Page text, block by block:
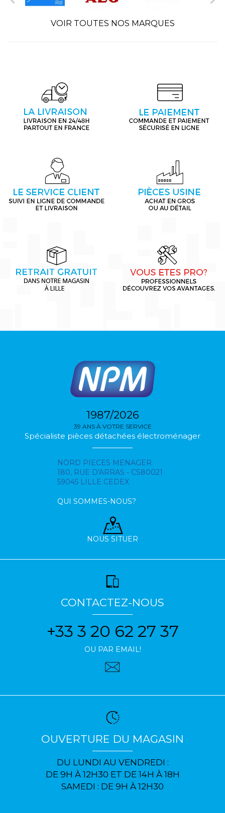
VOIR TOUTES NOS MARQUES
1987/2026
39 ANS À VOTRE SERVICE
Spécialiste pièces détachées électroménager
NORD PIECES MENAGER
180, RUE D'ARRAS - CS80021
59045 LILLE CEDEX
QUI SOMMES-NOUS?
NOUS SITUER
CONTACTEZ-NOUS
+33 3 20 62 27 37
OU PAR EMAIL!
OUVERTURE DU MAGASIN
DU LUNDI AU VENDREDI :
DE 9H À 12H30 ET DE 14H À 18H
SAMEDI : DE 9H À 12H30